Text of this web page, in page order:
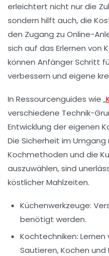
erleichtert nicht nur die
sondern hilft auch, die
den Zugang zu Online-
sich auf das Erlernen von
können Anfänger Schritt
verbessern und eigene
In Ressourcenguides wie „
verschiedene Technik-
Entwicklung der eigenen
Die Sicherheit im
Kochmethoden und die
auszuwählen, sind
köstlicher Mahlzeiten.
Küchenwerkzeuge:
benötigt werden.
Kochtechniken: Lernen
Sautieren, Kochen und